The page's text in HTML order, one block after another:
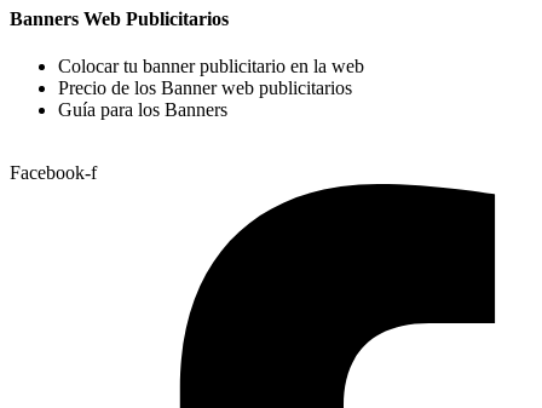
Banners Web Publicitarios
Colocar tu banner publicitario en la web
Precio de los Banner web publicitarios
Guía para los Banners
Facebook-f